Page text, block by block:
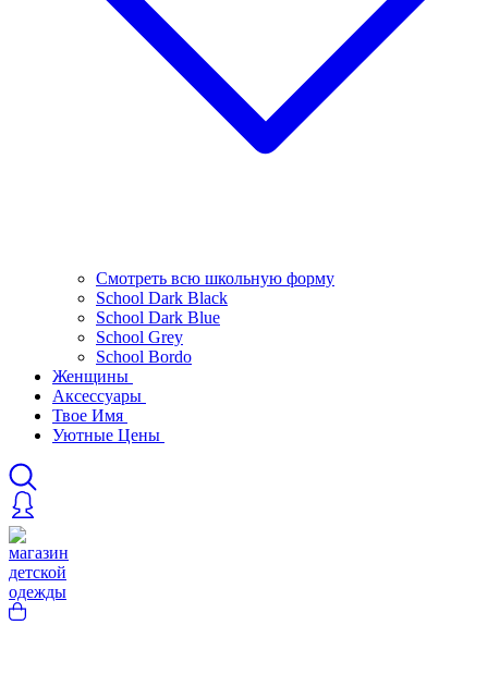
Смотреть всю школьную форму
School Dark Black
School Dark Blue
School Grey
School Bordo
Женщины
Аксессуары
Твое Имя
Уютные Цены